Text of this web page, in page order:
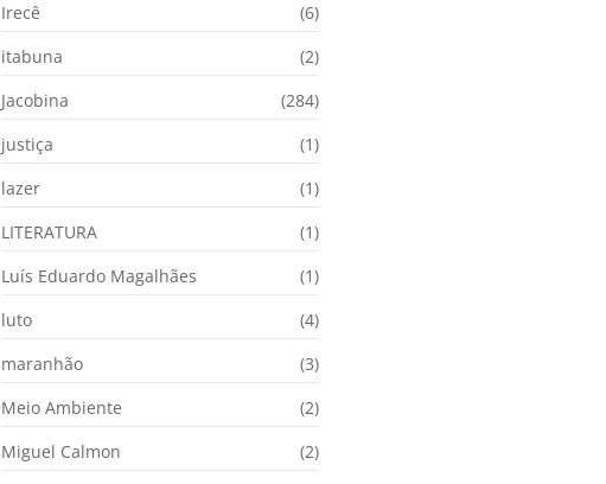
Irecê
(6)
itabuna
(2)
Jacobina
(284)
justiça
(1)
lazer
(1)
LITERATURA
(1)
Luís Eduardo Magalhães
(1)
luto
(4)
maranhão
(3)
Meio Ambiente
(2)
Miguel Calmon
(2)